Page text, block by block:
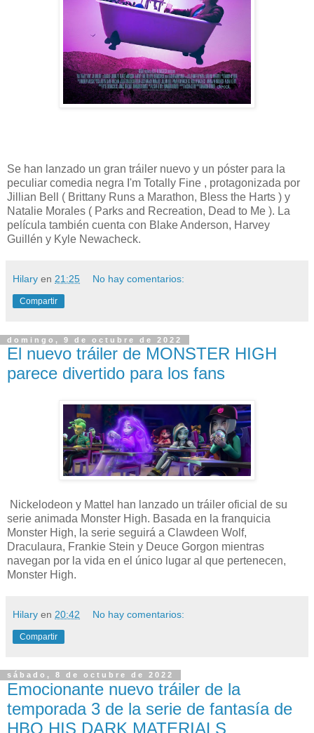
Se han lanzado un gran tráiler nuevo y un póster para la
peculiar comedia negra I'm Totally Fine , protagonizada por
Jillian Bell ( Brittany Runs a Marathon, Bless the Harts ) y
Natalie Morales ( Parks and Recreation, Dead to Me ). La
película también cuenta con Blake Anderson, Harvey
Guillén y Kyle Newacheck.
Hilary en 21:25 No hay comentarios:
Compartir
domingo, 9 de octubre de 2022
El nuevo tráiler de MONSTER HIGH
parece divertido para los fans
Nickelodeon y Mattel han lanzado un tráiler oficial de su
serie animada Monster High. Basada en la franquicia
Monster High, la serie seguirá a Clawdeen Wolf,
Draculaura, Frankie Stein y Deuce Gorgon mientras
navegan por la vida en el único lugar al que pertenecen,
Monster High.
Hilary en 20:42 No hay comentarios:
Compartir
sábado, 8 de octubre de 2022
Emocionante nuevo tráiler de la
temporada 3 de la serie de fantasía de
HBO HIS DARK MATERIALS